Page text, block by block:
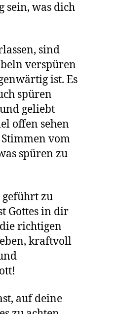
sein, was dich
sind
verspüren
ist. Es
spüren
geliebt
offen sehen
vom
spüren zu
geführt zu
Gottes in dir
richtigen
kraftvoll
auf deine